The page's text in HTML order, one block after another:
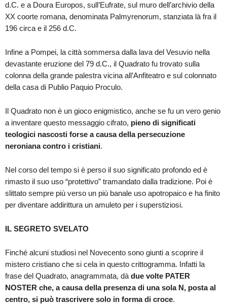
d.C. e a Doura Europos, sull’Eufrate, sul muro dell’archivio della
XX coorte romana, denominata Palmyrenorum, stanziata là fra il
196 circa e il 256 d.C.
Infine a Pompei, la città sommersa dalla lava del Vesuvio nella
devastante eruzione del 79 d.C., il Quadrato fu trovato sulla
colonna della grande palestra vicina all’Anfiteatro e sul colonnato
della casa di Publio Paquio Proculo.
Il Quadrato non è un gioco enigmistico, anche se fu un vero genio
a inventare questo messaggio cifrato, pieno di significati
teologici nascosti forse a causa della persecuzione
neroniana contro i cristiani.
Nel corso del tempo si è perso il suo significato profondo ed è
rimasto il suo uso “protettivo” tramandato dalla tradizione. Poi è
slittato sempre più verso un più banale uso apotropaico e ha finito
per diventare addirittura un amuleto per i superstiziosi.
IL SEGRETO SVELATO
Finché alcuni studiosi nel Novecento sono giunti a scoprire il
mistero cristiano che si cela in questo crittogramma. Infatti la
frase del Quadrato, anagrammata, dà due volte PATER
NOSTER che, a causa della presenza di una sola N, posta al
centro, si può trascrivere solo in forma di croce.